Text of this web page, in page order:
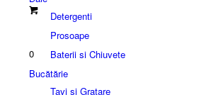
0
Detergenti
Prosoape
Baterii si Chiuvete
Bucătărie
Tavi si Gratare